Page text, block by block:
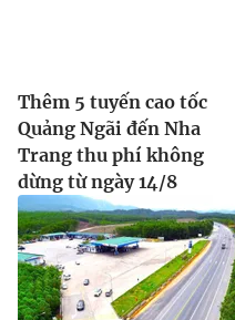
Thêm 5 tuyến cao tốc
Quảng Ngãi đến Nha
Trang thu phí không
dừng từ ngày 14/8